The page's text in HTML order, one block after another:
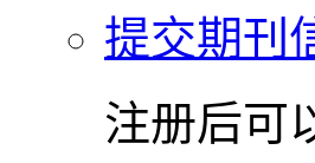
提交期刊
注册后可